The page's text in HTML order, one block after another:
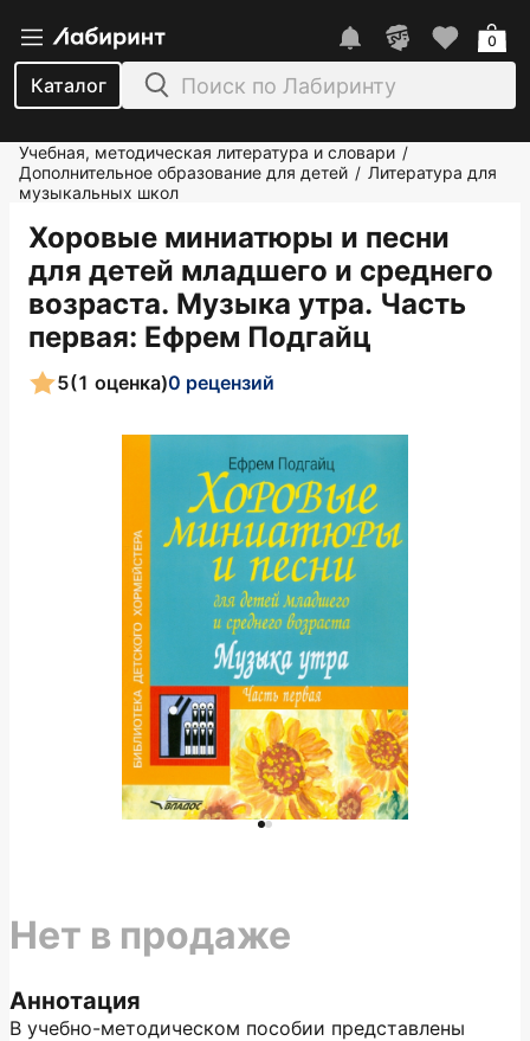
Каталог
0
Учебная, методическая литература и словари /
Дополнительное образование для детей / Литература для
музыкальных школ
Хоровые миниатюры и песни
для детей младшего и среднего
возраста. Музыка утра. Часть
первая: Ефрем Подгайц
5(1 оценка)0 рецензий
Аннотация
В учебно-методическом пособии представлены
Нет в продаже